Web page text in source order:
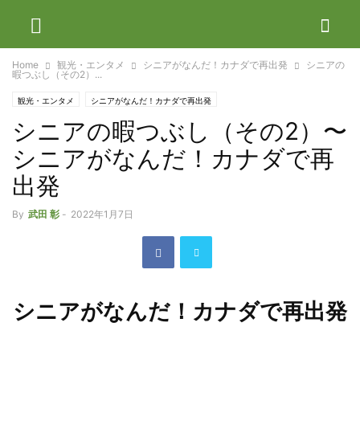
Home 観光・エンタメ シニアがなんだ！カナダで再出発
シニアの
暇つぶし（その2）...
観光・エンタメ シニアがなんだ！カナダで再出発
シニアの暇つぶし（その2）〜
シニアがなんだ！カナダで再
出発
By 武田 彰 - 2022年1月7日
シニアがなんだ！カナダで再出発